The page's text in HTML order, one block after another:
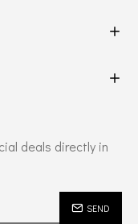
deals directly in
SEND